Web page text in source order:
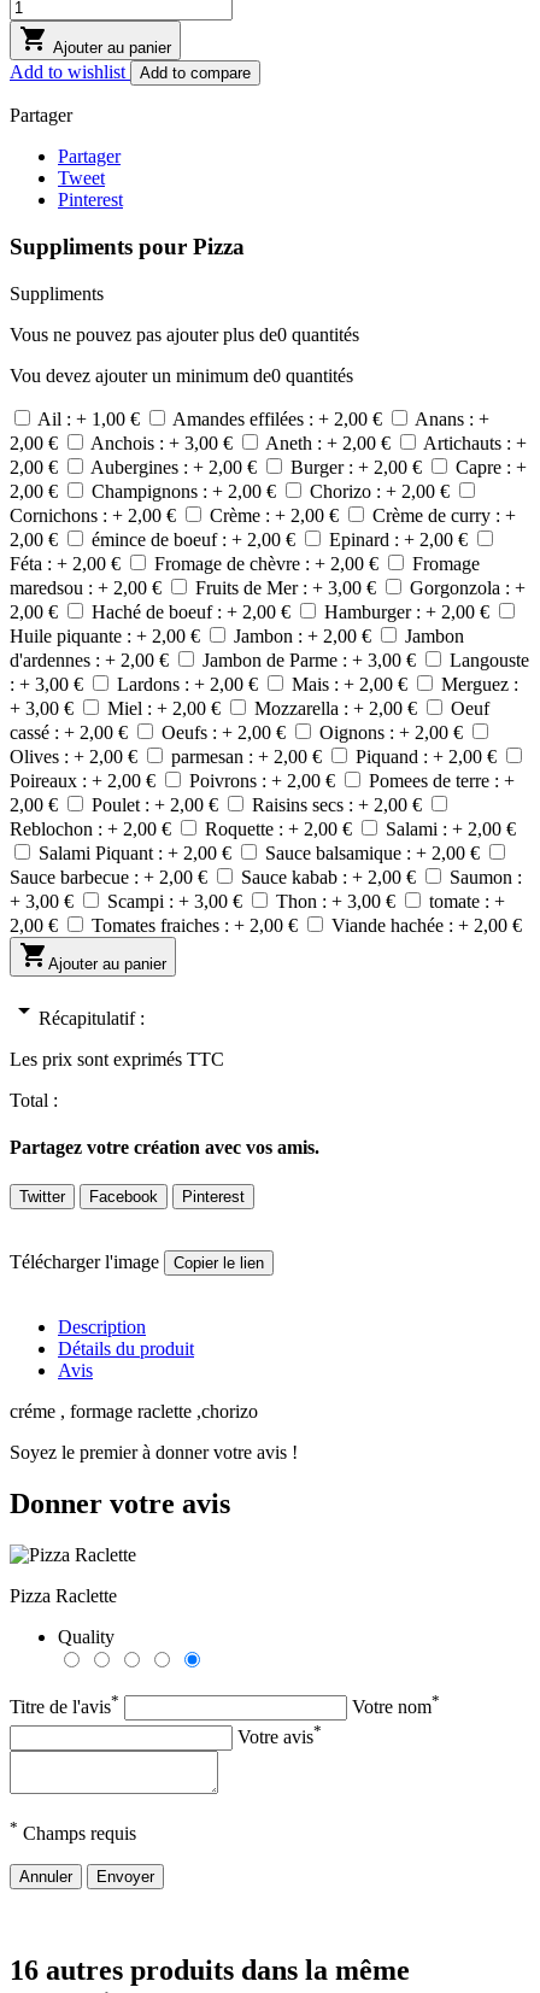
 Ajouter au panier
Add to wishlist Add to compare
Partager
Partager
Tweet
Pinterest
Suppliments pour Pizza
Suppliments
Vous ne pouvez pas ajouter plus de0 quantités
Vou devez ajouter un minimum de0 quantités
Ail : + 1,00 € Amandes effilées : + 2,00 €
Anans : +
2,00 €
Anchois : + 3,00 € Aneth : + 2,00 €
Artichauts : +
2,00 €
Aubergines : + 2,00 € Burger : + 2,00 €
Capre : +
2,00 €
Champignons : + 2,00 € Chorizo : + 2,00 €
Cornichons : + 2,00 € Crème : + 2,00 €
Crème de curry : +
2,00 €
émince de boeuf : + 2,00 € Epinard : + 2,00 €
Féta : + 2,00 € Fromage de chèvre : + 2,00 €
Fromage
maredsou : + 2,00 € Fruits de Mer : + 3,00 €
Gorgonzola : +
2,00 €
Haché de boeuf : + 2,00 € Hamburger : + 2,00 €
Huile piquante : + 2,00 € Jambon : + 2,00 €
Jambon
d'ardennes : + 2,00 € Jambon de Parme : + 3,00 €
Langouste
: + 3,00 € Lardons : + 2,00 € Mais : + 2,00 €
Merguez :
+ 3,00 € Miel : + 2,00 € Mozzarella : + 2,00 €
Oeuf
cassé : + 2,00 € Oeufs : + 2,00 € Oignons : + 2,00 €
Olives : + 2,00 € parmesan : + 2,00 € Piquand : + 2,00 €
Poireaux : + 2,00 € Poivrons : + 2,00 €
Pomees de terre : +
2,00 €
Poulet : + 2,00 € Raisins secs : + 2,00 €
Reblochon : + 2,00 € Roquette : + 2,00 € Salami : + 2,00 €
Salami Piquant : + 2,00 € Sauce balsamique : + 2,00 €
Sauce barbecue : + 2,00 € Sauce kabab : + 2,00 €
Saumon :
+ 3,00 € Scampi : + 3,00 € Thon : + 3,00 €
tomate : +
2,00 €
Tomates fraiches : + 2,00 € Viande hachée : + 2,00 €
 Ajouter au panier
arrow_drop_down Récapitulatif :
Les prix sont exprimés TTC
Total :
Partagez votre création avec vos amis.
Twitter Facebook Pinterest
Télécharger l'image Copier le lien
Description
Détails du produit
Avis
créme , formage raclette ,chorizo
Soyez le premier à donner votre avis !
Donner votre avis
Pizza Raclette
Quality
Titre de l'avis* Votre nom*
Votre avis*
* Champs requis
Annuler Envoyer
16 autres produits dans la même